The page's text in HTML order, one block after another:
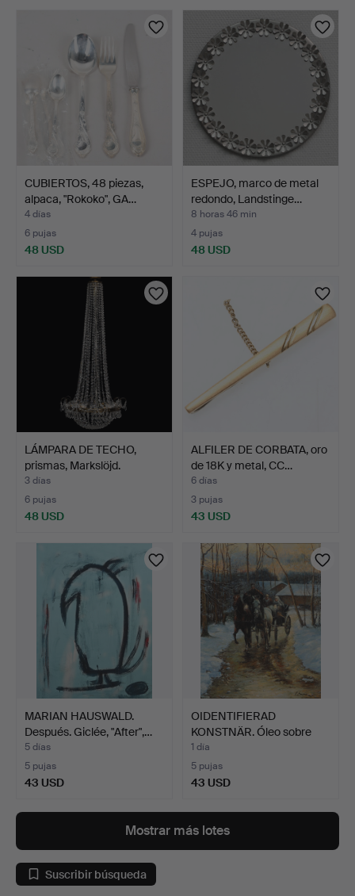
CUBIERTOS, 48 piezas,
alpaca, "Rokoko", GA…
4 días
6 pujas
48 USD
ESPEJO, marco de metal
redondo, Landstinge…
8 horas 46 min
4 pujas
48 USD
LÁMPARA DE TECHO,
prismas, Markslöjd.
3 días
6 pujas
48 USD
ALFILER DE CORBATA, oro
de 18K y metal, CC…
6 días
3 pujas
43 USD
MARIAN HAUSWALD.
Después. Giclée, "After",…
5 días
5 pujas
43 USD
OIDENTIFIERAD
KONSTNÄR. Óleo sobre
lienzo,…
1 día
5 pujas
43 USD
Mostrar más lotes
Suscribir búsqueda